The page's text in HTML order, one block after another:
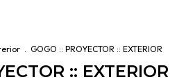
. GOGO :: PROYECTOR :: EXTERIOR
:: EXTERIOR